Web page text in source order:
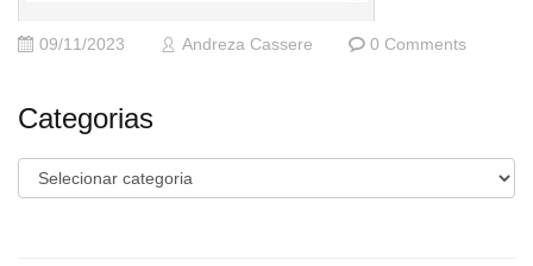
09/11/2023 Andreza Cassere 0 Comments
Categorias
Categorias